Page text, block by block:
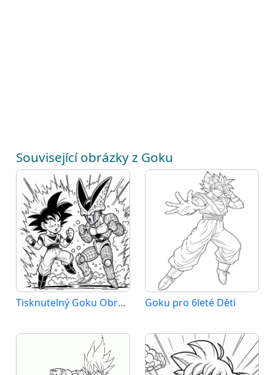
Související obrázky z Goku
Tisknutelný Goku Obrázek Goku pro 6leté Děti